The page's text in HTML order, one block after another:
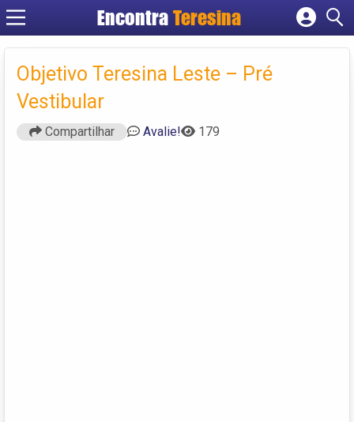
EncontraTeresina
Cadastrar empresa
Criar conta
Objetivo Teresina Leste – Pré
Vestibular
Compartilhar Avalie! 179